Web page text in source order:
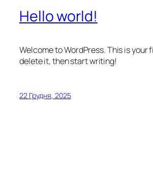
Hello world!
Welcome to WordPress. This is your
delete it, then start writing!
22 Грудня, 2025